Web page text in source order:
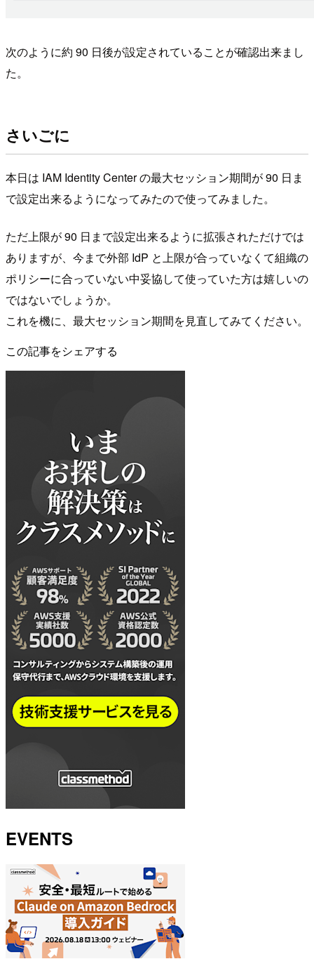
次のように約 90 日後が設定されていることが確認出来まし
た。
さいごに
本日は IAM Identity Center の最大セッション期間が 90 日ま
で設定出来るようになってみたので使ってみました。
ただ上限が 90 日まで設定出来るように拡張されただけでは
ありますが、今まで外部 IdP と上限が合っていなくて組織の
ポリシーに合っていない中妥協して使っていた方は嬉しいの
ではないでしょうか。
これを機に、最大セッション期間を見直してみてください。
この記事をシェアする
EVENTS